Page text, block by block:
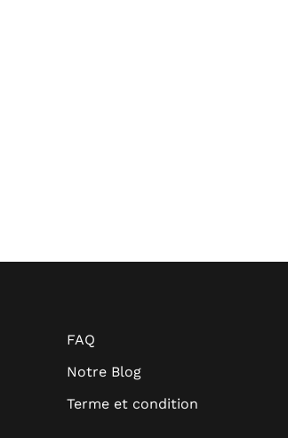
FAQ
Notre Blog
Terme et condition